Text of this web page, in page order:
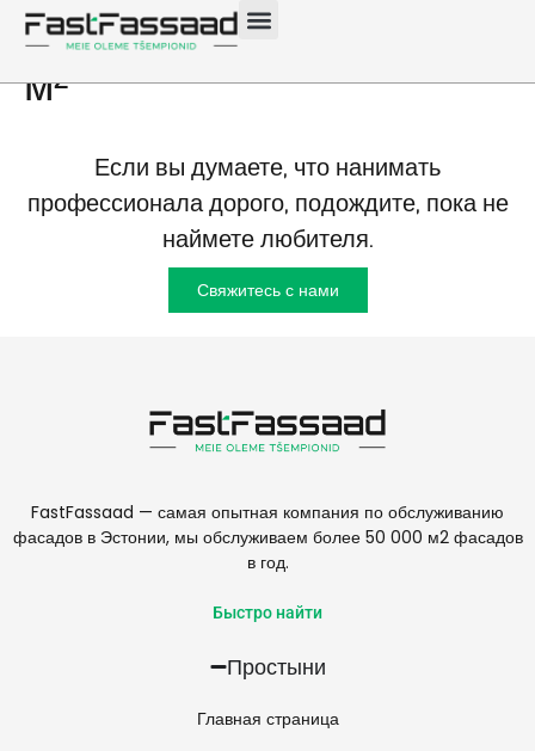
фасада в Нымме 400
м²
Если вы думаете, что нанимать
профессионала дорого, подождите, пока не
наймете любителя.
Свяжитесь с нами
FastFassaad — самая опытная компания по обслуживанию
фасадов в Эстонии, мы обслуживаем более 50 000 м2 фасадов
в год.
Быстро найти
Простыни
Главная страница